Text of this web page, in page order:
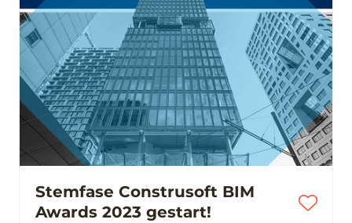
Stemfase Construsoft BIM
Awards 2023 gestart!